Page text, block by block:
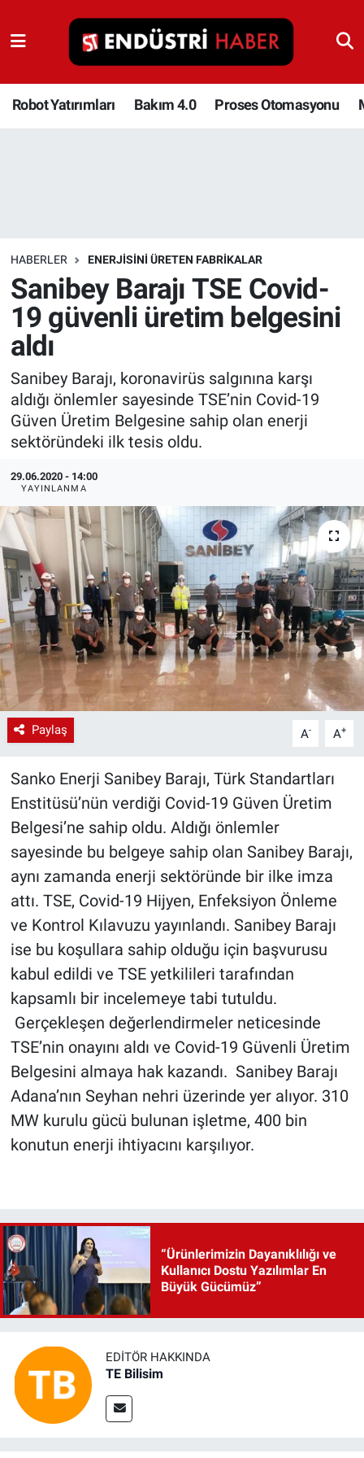
Robot Yatırımları Bakım 4.0 Proses Otomasyonu
HABERLER ENERJISINI ÜRETEN FABRIKALAR
Sanibey Barajı TSE Covid-
19 güvenli üretim belgesini
aldı
Sanibey Barajı, koronavirüs salgınına karşı
aldığı önlemler sayesinde TSE’nin Covid-19
Güven Üretim Belgesine sahip olan enerji
sektöründeki ilk tesis oldu.
29.06.2020 - 14:00
YAYINLANMA
Paylaş A- A+
Sanko Enerji Sanibey Barajı, Türk Standartları
Enstitüsü’nün verdiği Covid-19 Güven Üretim
Belgesi’ne sahip oldu. Aldığı önlemler
sayesinde bu belgeye sahip olan Sanibey Barajı,
aynı zamanda enerji sektöründe bir ilke imza
attı. TSE, Covid-19 Hijyen, Enfeksiyon Önleme
ve Kontrol Kılavuzu yayınlandı. Sanibey Barajı
ise bu koşullara sahip olduğu için başvurusu
kabul edildi ve TSE yetkilileri tarafından
kapsamlı bir incelemeye tabi tutuldu.
Gerçekleşen değerlendirmeler neticesinde
TSE’nin onayını aldı ve Covid-19 Güvenli Üretim
Belgesini almaya hak kazandı. Sanibey Barajı
Adana’nın Seyhan nehri üzerinde yer alıyor. 310
MW kurulu gücü bulunan işletme, 400 bin
konutun enerji ihtiyacını karşılıyor.
“Ürünlerimizin Dayanıklılığı ve
Kullanıcı Dostu Yazılımlar En
Büyük Gücümüz”
EDITÖR HAKKINDA
TE Bilisim
Robot Yatırımları
Bakım 4.0
Depolama Çözümleri
İnşaat ve Malzeme
HaberOrtak
EndüstriST
Enerjisini Üreten Fabrikalar
Endüstri 4.0 Uygulamaları
Ağır Sanayi Çözümleri